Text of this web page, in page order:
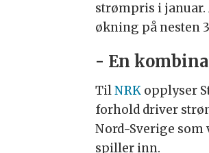
strømpris i januar.
økning på nesten
- En
TilNRK opplyser
forhold driver
Nord-Sverige
spiller inn.